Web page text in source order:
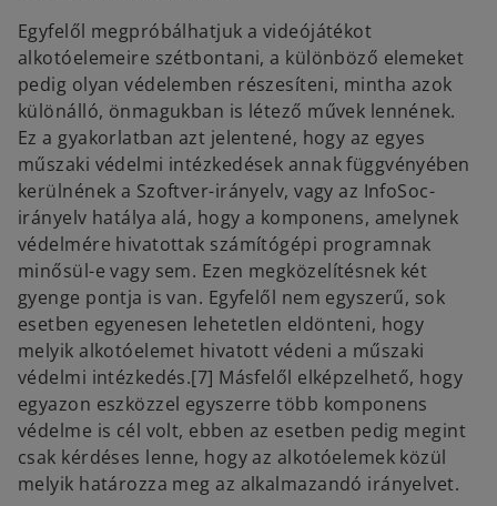
Egyfelől megpróbálhatjuk a videójátékot
alkotóelemeire szétbontani, a különböző elemeket
pedig olyan védelemben részesíteni, mintha azok
különálló, önmagukban is létező művek lennének.
Ez a gyakorlatban azt jelentené, hogy az egyes
műszaki védelmi intézkedések annak függvényében
kerülnének a Szoftver-irányelv, vagy az InfoSoc-
irányelv hatálya alá, hogy a komponens, amelynek
védelmére hivatottak számítógépi programnak
minősül-e vagy sem. Ezen megközelítésnek két
gyenge pontja is van. Egyfelől nem egyszerű, sok
esetben egyenesen lehetetlen eldönteni, hogy
melyik alkotóelemet hivatott védeni a műszaki
védelmi intézkedés.[7] Másfelől elképzelhető, hogy
egyazon eszközzel egyszerre több komponens
védelme is cél volt, ebben az esetben pedig megint
csak kérdéses lenne, hogy az alkotóelemek közül
melyik határozza meg az alkalmazandó irányelvet.